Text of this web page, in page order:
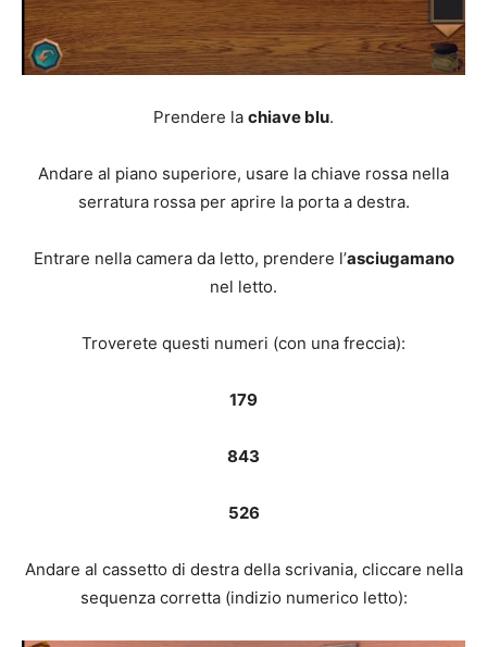
Prendere la chiave blu.
Andare al piano superiore, usare la chiave rossa nella
serratura rossa per aprire la porta a destra.
Entrare nella camera da letto, prendere l’asciugamano
nel letto.
Troverete questi numeri (con una freccia):
179
843
526
Andare al cassetto di destra della scrivania, cliccare nella
sequenza corretta (indizio numerico letto):